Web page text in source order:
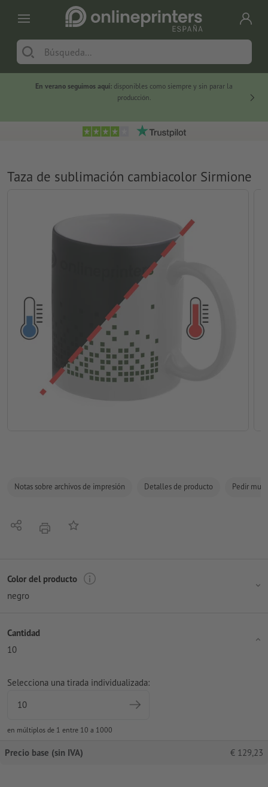
En verano seguimos aquí: disponibles como siempre y sin parar la
producción.
Taza de sublimación cambiacolor Sirmione
Notas sobre archivos de impresión Detalles de producto Pedir
CompartirimprimirAñadir a lista de favoritos
Color del producto
negro
Cantidad
10
Selecciona una tirada individualizada:
en múltiplos de 1 entre 10 a 1000
Precio base (sin IVA) € 129,23